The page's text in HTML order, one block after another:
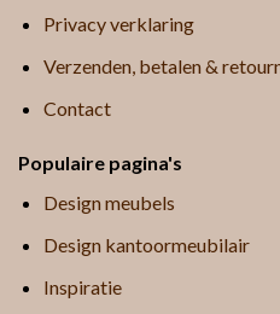
Privacy verklaring
Verzenden, betalen &
Contact
Populaire pagina's
Design meubels
Design kantoormeubilair
Inspiratie